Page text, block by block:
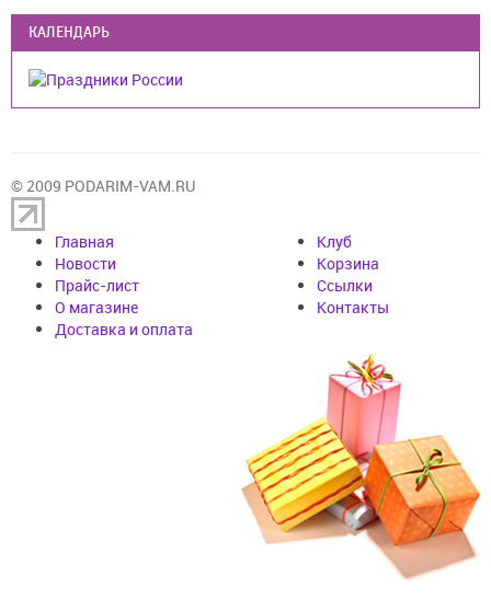
КАЛЕНДАРЬ
© 2009 PODARIM-VAM.RU
Главная
Новости
Прайс-лист
О магазине
Доставка и оплата
Клуб
Корзина
Cсылки
Контакты